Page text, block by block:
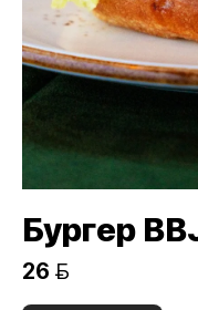
Бургер
26 